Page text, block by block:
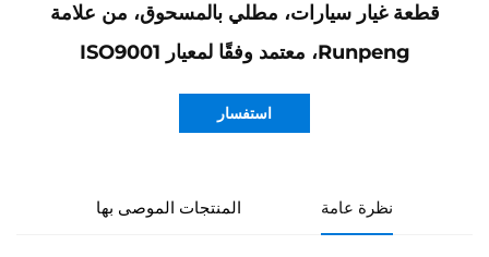
قطعة غيار سيارات، مطلي بالمسحوق، من علامة
Runpeng، معتمد وفقًا لمعيار ISO9001
استفسار
نظرة عامة المنتجات الموصى بها